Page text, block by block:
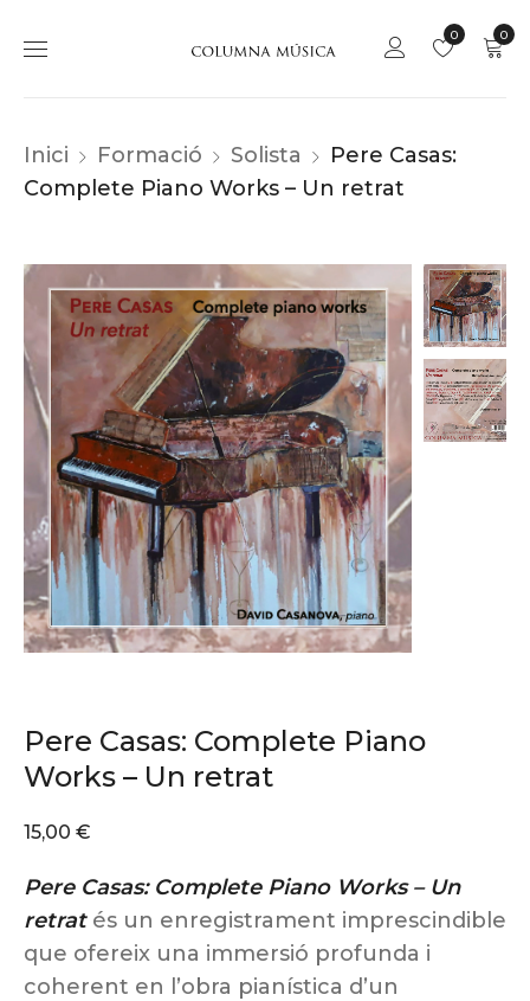
0
0
Inici Formació Solista
Pere Casas:
Complete Piano Works – Un retrat
Pere Casas: Complete Piano
Works – Un retrat
15,00 €
Pere Casas: Complete Piano Works – Un
retratés un enregistrament imprescindible
que ofereix una immersió profunda i
coherent en l’obra pianística d’un